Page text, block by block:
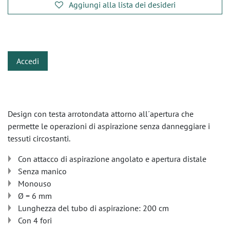
Aggiungi alla lista dei desideri
Accedi
Design con testa arrotondata attorno all´apertura che
permette le operazioni di aspirazione senza danneggiare i
tessuti circostanti.
Con attacco di aspirazione angolato e apertura distale
Senza manico
Monouso
Ø = 6 mm
Lunghezza del tubo di aspirazione: 200 cm
Con 4 fori